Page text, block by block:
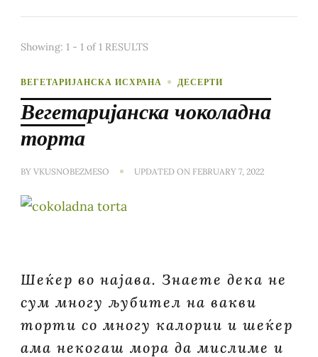
Showing: 1 - 1 of 1 RESULTS
ВЕГЕТАРИЈАНСКА ИСХРАНА ДЕСЕРТИ
Вегетаријанска чоколадна
торта
BY VKUSNOBEZMESO UPDATED ON FEBRUARY 7, 2022
Шеќер во најава. Знаете дека не
сум многу љубител на вакви
торти со многу калории и шеќер
ама некогаш мора да мислиме и